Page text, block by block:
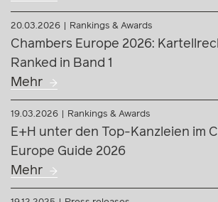
27.03.2026 Rankings & Awards
Doppelte Spitzenposition:
Band 1 + Tier 1 bestätigt
Mehr
20.03.2026 Rankings & Awards
Chambers Europe 2026:
Ranked in Band 1
Mehr